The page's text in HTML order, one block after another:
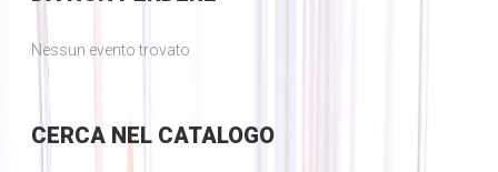
Nessun evento trovato
CERCANEL CATALOGO